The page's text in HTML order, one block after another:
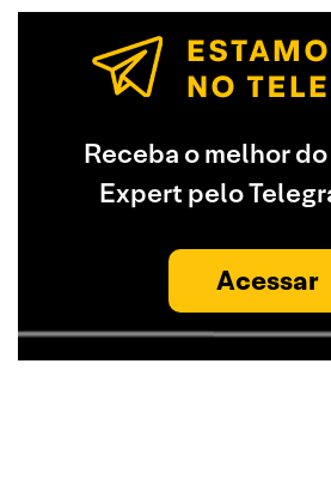
Receba o melhor
Expert pelo
Acessar